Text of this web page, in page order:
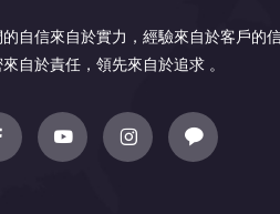
自信來自於實力，經驗來自於客戶的信
自於責任，領先來自於追求 。